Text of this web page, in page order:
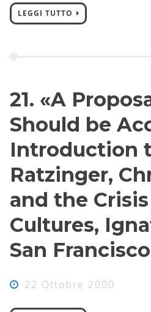
LEGGI TUTTO
21. «A
Should be
Introduction
Ratzinger,
and the
Cultures,
San
22 Ottobre 2000